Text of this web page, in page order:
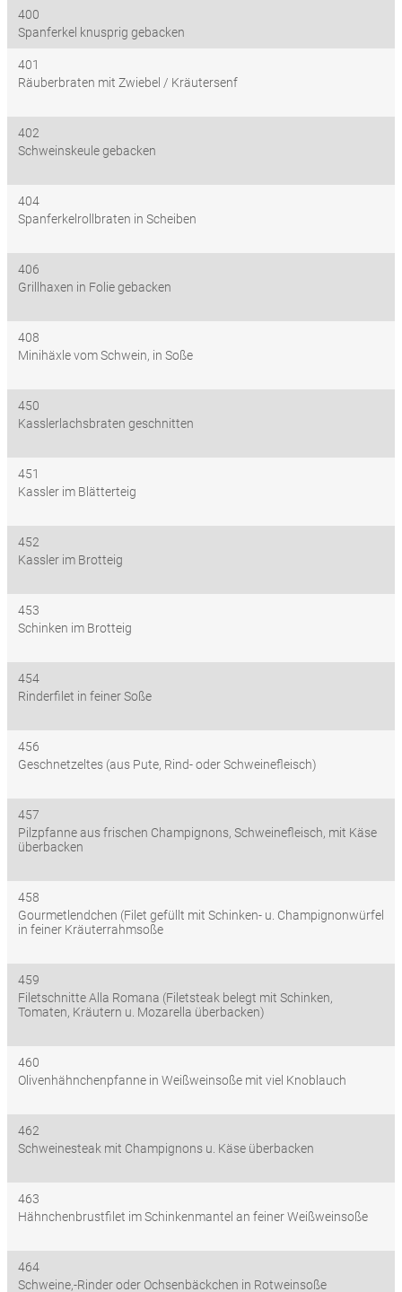
400
Spanferkel knusprig gebacken
401
Räuberbraten mit Zwiebel / Kräutersenf
402
Schweinskeule gebacken
404
Spanferkelrollbraten in Scheiben
406
Grillhaxen in Folie gebacken
408
Minihäxle vom Schwein, in Soße
450
Kasslerlachsbraten geschnitten
451
Kassler im Blätterteig
452
Kassler im Brotteig
453
Schinken im Brotteig
454
Rinderfilet in feiner Soße
456
Geschnetzeltes (aus Pute, Rind- oder Schweinefleisch)
457
Pilzpfanne aus frischen Champignons, Schweinefleisch, mit Käse
überbacken
458
Gourmetlendchen (Filet gefüllt mit Schinken- u. Champignonwürfel
in feiner Kräuterrahmsoße
459
Filetschnitte Alla Romana (Filetsteak belegt mit Schinken,
Tomaten, Kräutern u. Mozarella überbacken)
460
Olivenhähnchenpfanne in Weißweinsoße mit viel Knoblauch
462
Schweinesteak mit Champignons u. Käse überbacken
463
Hähnchenbrustfilet im Schinkenmantel an feiner Weißweinsoße
464
Schweine,-Rinder oder Ochsenbäckchen in Rotweinsoße